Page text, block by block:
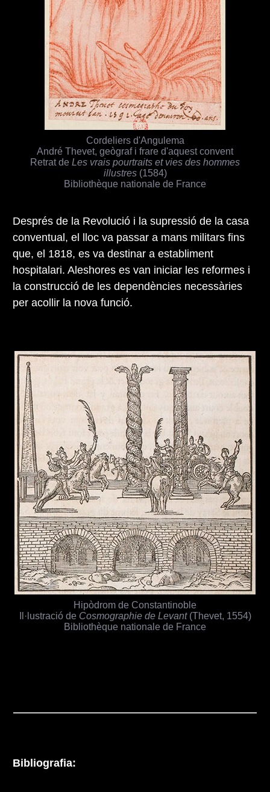
Després de la Revolució i la supressió de la casa
conventual, el lloc va passar a mans militars fins
que, el 1818, es va destinar a establiment
hospitalari. Aleshores es van iniciar les reformes i
la construcció de les dependències necessàries
per acollir la nova funció.
Cordeliers d'Angulema
André Thevet, geògraf i frare d'aquest convent
Retrat de Les vrais pourtraits et vies des hommes
illustres (1584)
Bibliothèque nationale de France
Hipòdrom de Constantinoble
Il·lustració de Cosmographie de Levant(Thevet, 1554)
Bibliothèque nationale de France
Bibliografia: